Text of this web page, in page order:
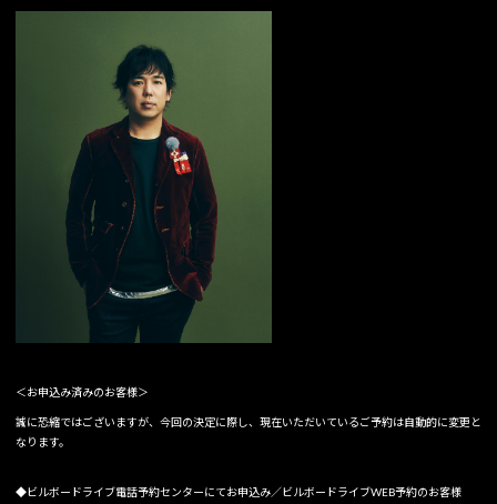
＜お申込み済みのお客様＞
誠に恐縮ではございますが、今回の決定に際し、現在いただいているご予約は自動的に変更と
なります。
◆ビルボードライブ電話予約センターにてお申込み／ビルボードライブWEB予約のお客様